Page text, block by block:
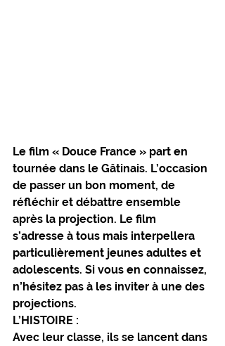
Le film « Douce France » part en
tournée dans le Gâtinais. L’occasion
de passer un bon moment, de
réfléchir et débattre ensemble
après la projection. Le film
s’adresse à tous mais interpellera
particulièrement jeunes adultes et
adolescents. Si vous en connaissez,
n’hésitez pas à les inviter à une des
projections.
L’HISTOIRE :
Avec leur classe, ils se lancent dans